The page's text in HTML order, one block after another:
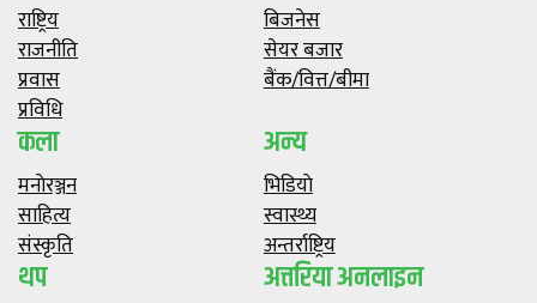
राष्ट्रिय
राजनीति
प्रवास
प्रविधि
बिजनेस
सेयर बजार
बैंक/वित्त/बीमा
कला
मनाेरञ्जन
साहित्य
संस्कृति
अन्य
भिडियाे
स्वास्थ्य
अन्तर्राष्ट्रिय
थप अत्तरिया अनलाइन